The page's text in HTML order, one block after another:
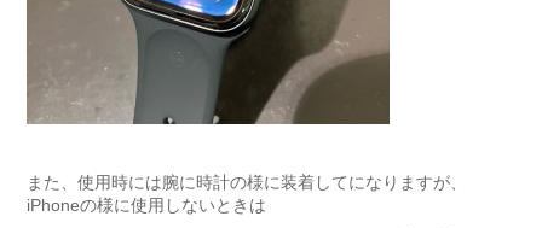
また、使用時には腕に時計の様に装着してになりますが、
iPhoneの様に使用しないときは